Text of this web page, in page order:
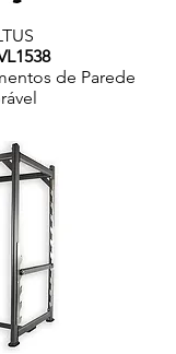
de Parede